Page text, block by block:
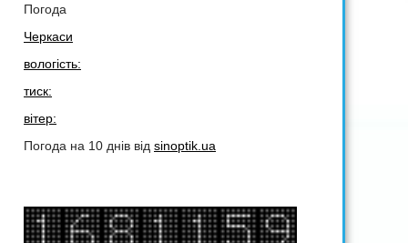
Погода
Черкаси
вологість:
тиск:
вітер:
Погода на 10 днів від sinoptik.ua